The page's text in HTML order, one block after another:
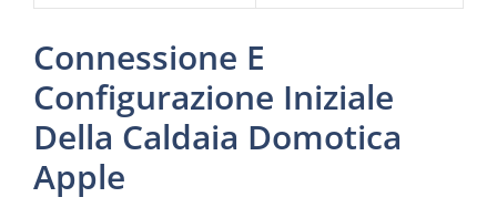
Connessione E
Configurazione Iniziale
Della Caldaia Domotica
Apple